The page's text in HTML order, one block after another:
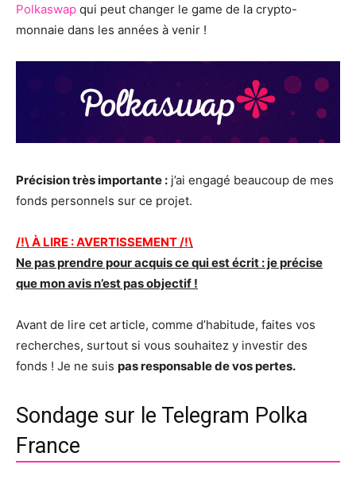
Polkaswap qui peut changer le game de la crypto-
monnaie dans les années à venir !
Précision très importante : j’ai engagé beaucoup de mes
fonds personnels sur ce projet.
/!\ À LIRE : AVERTISSEMENT /!\
Ne pas prendre pour acquis ce qui est écrit : je précise
que mon avis n’est pas objectif !
Avant de lire cet article, comme d’habitude, faites vos
recherches, surtout si vous souhaitez y investir des
fonds ! Je ne suis pas responsable de vos pertes.
Sondage sur le Telegram Polka
France